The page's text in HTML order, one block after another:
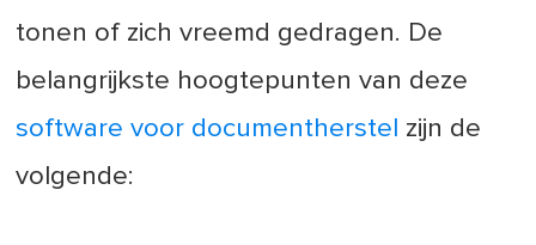
tonen of zich vreemd gedragen. De
belangrijkste hoogtepunten van deze
software voor documentherstel zijn de
volgende: